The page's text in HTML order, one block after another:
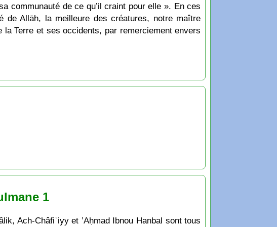
communauté de ce qu’il craint pour elle ». En ces
de Allāh, la meilleure des créatures, notre maître
Terre et ses occidents, par remerciement envers
1
Ach-Châfiʿiyy et ’Aḥmad Ibnou Hanbal sont tous